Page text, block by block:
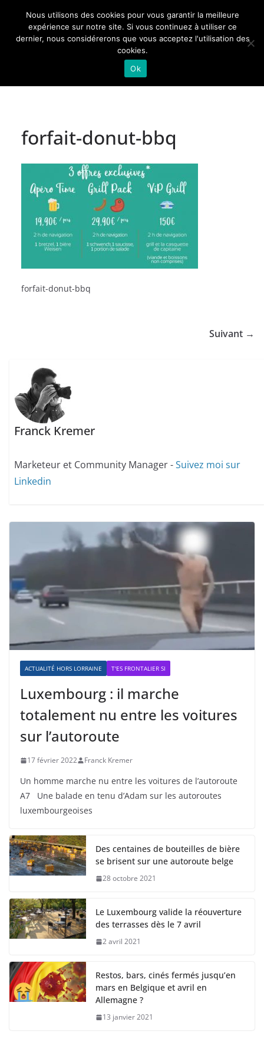
contenu
Actualités de Lorraine pour les Lorrains
forfait-donut-bbq
forfait-donut-bbq
Suivant →
Franck Kremer
Marketeur et Community Manager -Suivez moi sur
Linkedin
ACTUALITÉ HORS LORRAINE T'ES FRONTALIER SI
Luxembourg : il marche
totalement nu entre les voitures
sur l’autoroute
17 février 2022 Franck Kremer
Un homme marche nu entre les voitures de l’autoroute
A7 Une balade en tenu d’Adam sur les autoroutes
luxembourgeoises
Des centaines de bouteilles de bière
se brisent sur une autoroute belge
28 octobre 2021
Le Luxembourg valide la réouverture
des terrasses dès le 7 avril
2 avril 2021
Restos, bars, cinés fermés jusqu’en
mars en Belgique et avril en
Allemagne ?
13 janvier 2021
Nous utilisons des cookies pour vous garantir la meilleure
expérience sur notre site. Si vous continuez à utiliser ce
dernier, nous considérerons que vous acceptez l'utilisation des
cookies.
Ok